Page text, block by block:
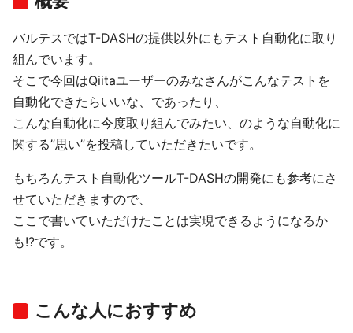
バルテスではT-DASHの提供以外にもテスト自動化に取り
組んでいます。
そこで今回はQiitaユーザーのみなさんがこんなテストを
自動化できたらいいな、であったり、
こんな自動化に今度取り組んでみたい、のような自動化に
関する”思い”を投稿していただきたいです。
もちろんテスト自動化ツールT-DASHの開発にも参考にさ
せていただきますので、
ここで書いていただけたことは実現できるようになるか
も!?です。
こんな人におすすめ